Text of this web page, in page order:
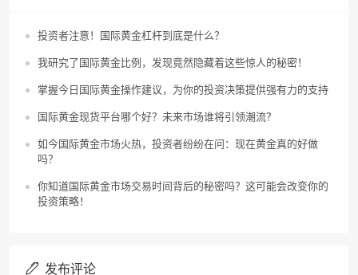
投资者注意！国际黄金杠杆到底是什么？
我研究了国际黄金比例，发现竟然隐藏着这些惊人的秘密！
掌握今日国际黄金操作建议，为你的投资决策提供强有力的支持
国际黄金现货平台哪个好？未来市场谁将引领潮流？
如今国际黄金市场火热，投资者纷纷在问：现在黄金真的好做
吗？
你知道国际黄金市场交易时间背后的秘密吗？这可能会改变你的
投资策略！
发布评论